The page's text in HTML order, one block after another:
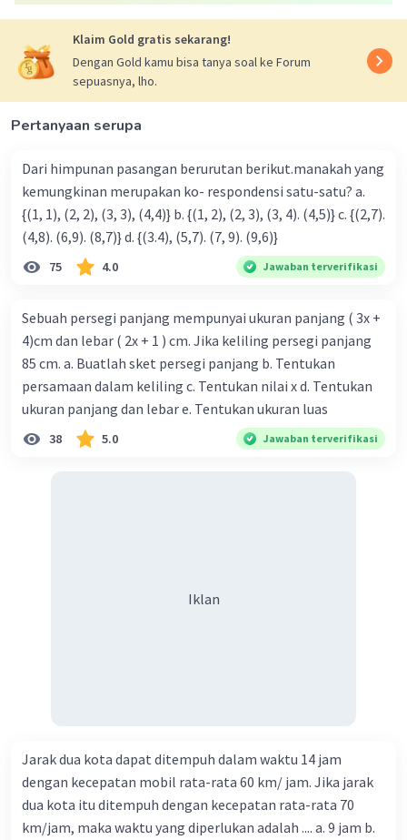
Iklan
Klaim Gold gratis sekarang!
Dengan Gold kamu bisa tanya soal ke Forum
sepuasnya, lho.
Pertanyaan serupa
Dari himpunan pasangan berurutan berikut.manakah yang
kemungkinan merupakan ko- respondensi satu-satu? a.
{(1, 1), (2, 2), (3, 3), (4,4)} b. {(1, 2), (2, 3), (3, 4). (4,5)} c. {(2,7).
(4,8). (6,9). (8,7)} d. {(3.4), (5,7). (7, 9). (9,6)}
75 4.0 Jawaban terverifikasi
Sebuah persegi panjang mempunyai ukuran panjang ( 3x +
4)cm dan lebar ( 2x + 1 ) cm. Jika keliling persegi panjang
85 cm. a. Buatlah sket persegi panjang b. Tentukan
persamaan dalam keliling c. Tentukan nilai x d. Tentukan
ukuran panjang dan lebar e. Tentukan ukuran luas
38 5.0 Jawaban terverifikasi
Iklan
Jarak dua kota dapat ditempuh dalam waktu 14 jam
dengan kecepatan mobil rata-rata 60 km/ jam. Jika jarak
dua kota itu ditempuh dengan kecepatan rata-rata 70
km/jam, maka waktu yang diperlukan adalah .... a. 9 jam b.